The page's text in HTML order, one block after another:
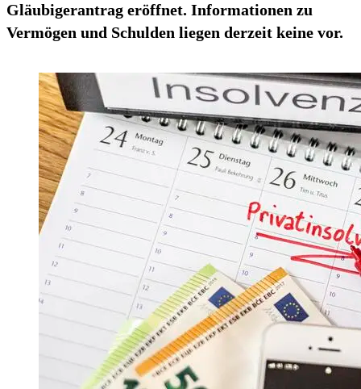
Gläubigerantrag eröffnet. Informationen zu
Vermögen und Schulden liegen derzeit keine vor.